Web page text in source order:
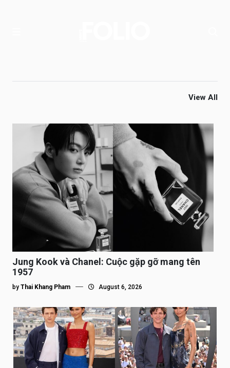
View All
Jung Kook và Chanel: Cuộc gặp gỡ mang tên
1957
by Thai Khang Pham August 6, 2026